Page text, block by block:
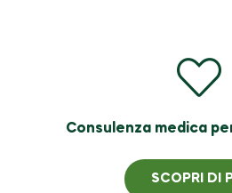
Consulenza medica
SCOPRI DI